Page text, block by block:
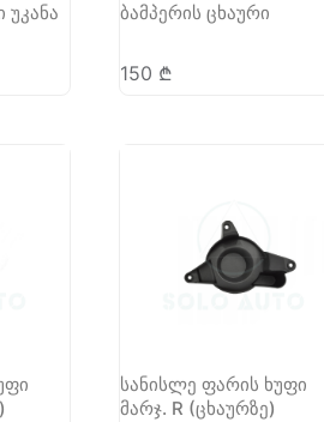
ბამპერის ცხაური
150 ₾
სანისლე ფარის ხუფი
მარჯ. R (ცხაურზე)